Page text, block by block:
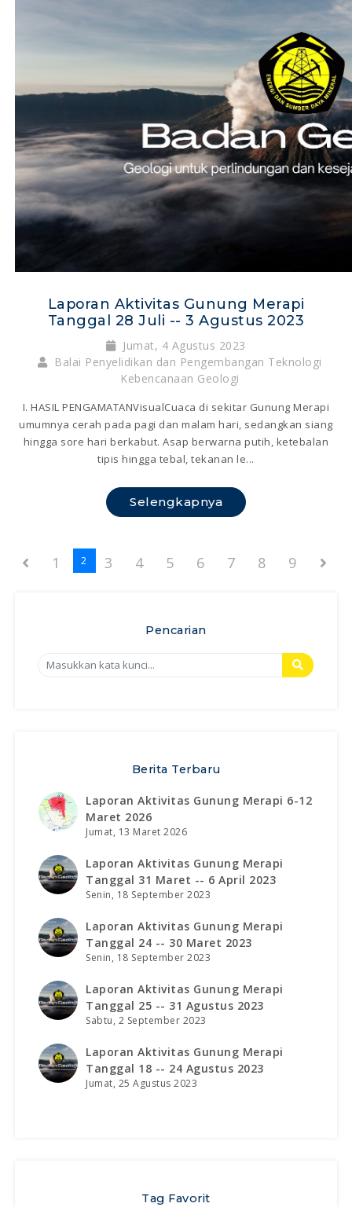
Laporan Aktivitas Gunung Merapi
Tanggal 28 Juli -- 3 Agustus 2023
Jumat, 4 Agustus 2023
Balai Penyelidikan dan Pengembangan Teknologi
Kebencanaan Geologi
I. HASIL PENGAMATANVisualCuaca di sekitar Gunung Merapi
umumnya cerah pada pagi dan malam hari, sedangkan siang
hingga sore hari berkabut. Asap berwarna putih, ketebalan
tipis hingga tebal, tekanan le...
Selengkapnya
1 2 3 4 5 6 7 8 9
Pencarian
Berita Terbaru
Laporan Aktivitas Gunung Merapi 6-12
Maret 2026
Jumat, 13 Maret 2026
Laporan Aktivitas Gunung Merapi
Tanggal 31 Maret -- 6 April 2023
Senin, 18 September 2023
Laporan Aktivitas Gunung Merapi
Tanggal 24 -- 30 Maret 2023
Senin, 18 September 2023
Laporan Aktivitas Gunung Merapi
Tanggal 25 -- 31 Agustus 2023
Sabtu, 2 September 2023
Laporan Aktivitas Gunung Merapi
Tanggal 18 -- 24 Agustus 2023
Jumat, 25 Agustus 2023
Tag Favorit